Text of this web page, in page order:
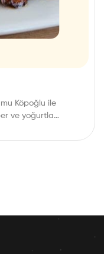
Köpoğlu ile
ve yoğurtla